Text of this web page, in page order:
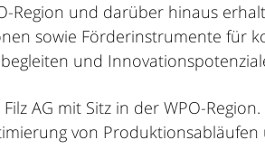
Region und darüber hinaus
sowie Förderinstrumente für
und
AG mit Sitz in der WPO-
von